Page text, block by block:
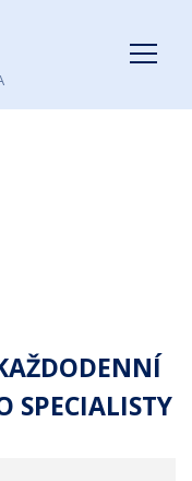
SPECIALISTY